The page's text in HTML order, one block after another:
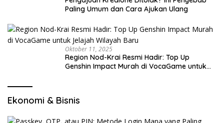
Paling Umum dan Cara Ajukan Ulang
Oktober 11, 2025
Region Nod-Krai Resmi Hadir: Top Up
Genshin Impact Murah di VocaGame untuk
Ekonomi & Bisnis